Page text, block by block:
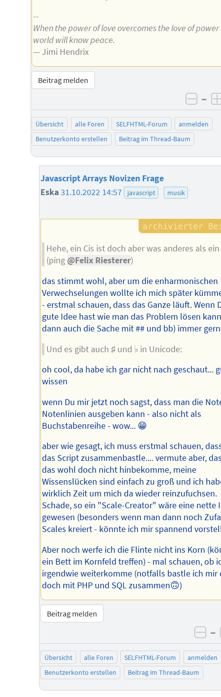
--
When the power of love overcomes the love of
world will know peace.
— Jimi Hendrix
Beitrag melden
–
Übersicht alle Foren SELFHTML-Forum
anmelden
Benutzerkonto erstellen
Beitrag im Thread-Baum
Javascript Arrays Novizen Frage
Eska31.10.2022 14:57 javascript musik
Hehe, ein Cis ist doch aber was anderes als
(ping @Felix Riesterer)
das stimmt wohl, aber um die enharmonischen
Verwechselungen wollte ich mich später
- erstmal schauen, dass das Ganze läuft. Wenn
gute Idee hast wie man das Problem lösen
dann auch die Sache mit ## und bb) immer
Und es gibt auch ♯ und ♭ in Unicode:
oh cool, da habe ich gar nicht nach geschaut...
wissen
wenn Du mir jetzt noch sagst, dass man die
Notenlinien ausgeben kann - also nicht als
Buchstabenreihe - wow... 😁
aber wie gesagt, ich muss erstmal schauen,
das Script zusammenbastle.... vermute aber,
das wohl doch nicht hinbekomme, meine
Wissenslücken sind einfach zu groß und ich
wirklich Zeit um mich da wieder reinzufuchsen.
Schade, so ein "Scale-Creator" wäre eine nette
gewesen (besonders wenn man dann noch
Scales kreiert - könnte ich mir spannend
Aber noch werfe ich die Flinte nicht ins Korn
ein Bett im Kornfeld treffen) - mal schauen, ob
irgendwie weiterkomme (notfalls bastle ich mir
doch mit PHP und SQL zusammen🙃)
Beitrag melden
–
Übersicht alle Foren SELFHTML-Forum
anmelden
Benutzerkonto erstellen
Beitrag im Thread-Baum